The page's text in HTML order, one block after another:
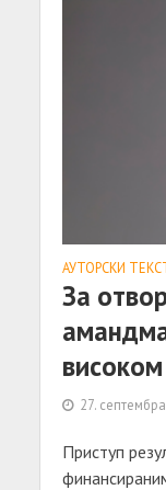
АУТОРСКИ
За
27.
Приступ